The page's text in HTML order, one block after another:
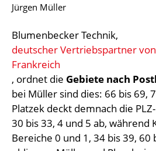
Jürgen Müller
Blumenbecker Technik,
deutscher Vertriebspartner
Frankreich
, ordnet die Gebiete nach
bei Müller sind dies: 66 bis 69,
Platzek deckt demnach die
30 bis 33, 4 und 5 ab, während
Bereiche 0 und 1, 34 bis 39, 60